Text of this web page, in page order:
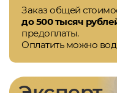
Заказ общей
до 500 тысяч
предоплаты.
Оплатить можно